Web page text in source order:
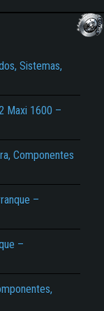
Sistemas,
Maxi 1600 –
Componentes
–
–